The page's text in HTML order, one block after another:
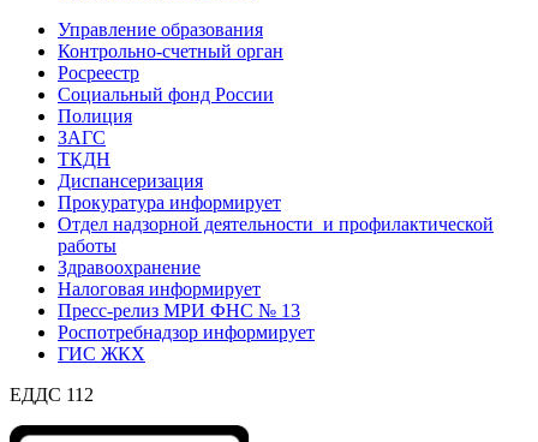
Управление образования
Контрольно-счетный орган
Росреестр
Социальный фонд России
Полиция
ЗАГС
ТКДН
Диспансеризация
Прокуратура информирует
Отдел надзорной деятельности и профилактической
работы
Здравоохранение
Налоговая информирует
Пресс-релиз МРИ ФНС № 13
Роспотребнадзор информирует
ГИС ЖКХ
ЕДДС 112